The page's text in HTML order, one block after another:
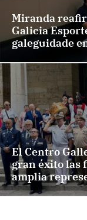
Miranda
Galicia
galeguidade
El Centro
gran éxito las
amplia